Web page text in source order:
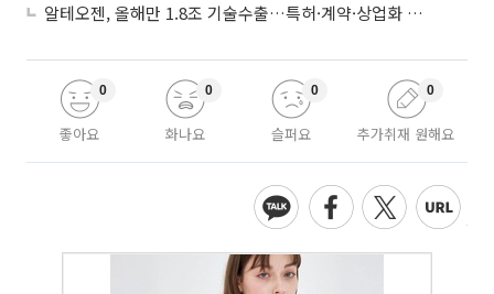
알테오젠, 올해만 1.8조 기술수출…특허·계약·상업화 ‘삼박자’
좋아요
0
화나요
0
슬퍼요
0
추가취재 원해요
0